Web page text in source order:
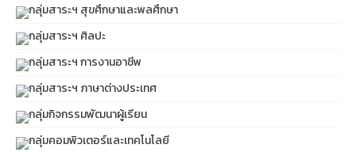
กลุ่มสาระฯ สุขศึกษาและพลศึกษา
กลุ่มสาระฯ ศิลปะ
กลุ่มสาระฯ การงานอาชีพ
กลุ่มสาระฯ ภาษาต่างประเทศ
กลุ่มกิจกรรมพัฒนาผู้เรียน
กลุ่มคอมพิวเตอร์และเทคโนโลยี